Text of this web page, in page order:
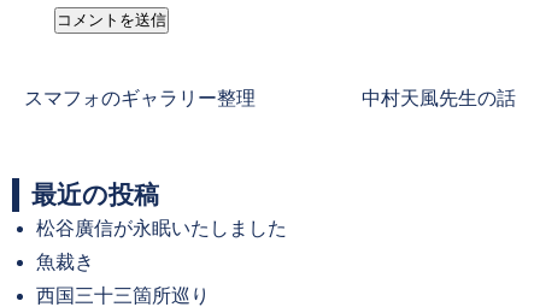
Previous
スマフォのギャラリー整理
Next
中村天風先生の話
最近の投稿
松谷廣信が永眠いたしました
魚裁き
西国三十三箇所巡り